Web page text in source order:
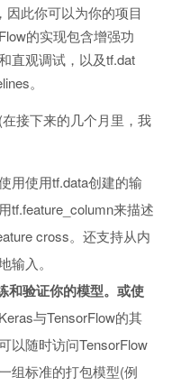
此你可以为你的项目
的实现包含增强功
直观调试，以及tf.dat
。
接下来的几个月里，我
用使用tf.data创建的输
tf.feature_column来描述
cross。还支持从内
输入。
和验证你的模型。或使
与TensorFlow的其
以随时访问TensorFlow
组标准的打包模型(例